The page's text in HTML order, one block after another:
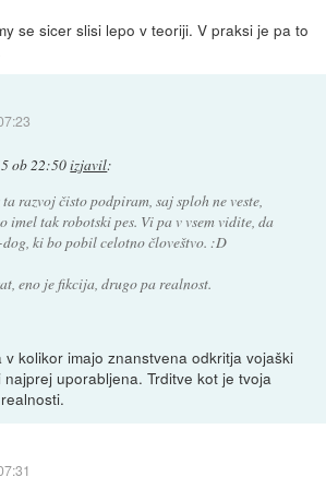
se sicer slisi lepo v teoriji. V praksi je pa to
ob 22:50izjavil:
razvoj čisto podpiram, saj sploh ne veste,
imel tak robotski pes. Vi pa v vsem vidite, da
ki bo pobil celotno človeštvo. :D
eno je fikcija, drugo pa realnost.
kolikor imajo znanstvena odkritja vojaški
uporabljena. Trditve kot je tvoja